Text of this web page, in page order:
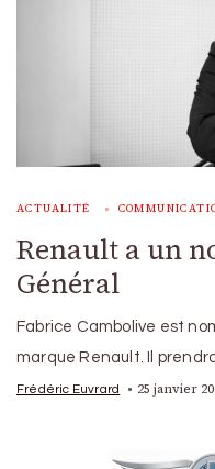
ACTUALITÉ
Renault a un
Général
Fabrice Cambolive est
marque Renault. Il
Frédéric Euvrard 25 janvier